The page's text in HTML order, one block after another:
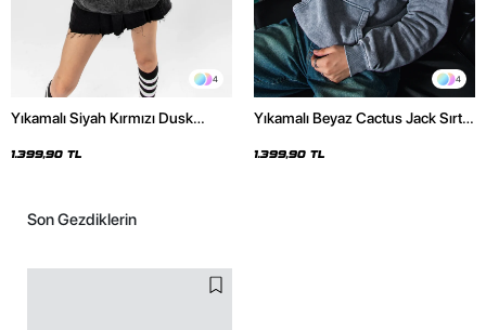
4
Yıkamalı Siyah Kırmızı Dusk
1.399,90 TL
4
Yıkamalı Beyaz Cactus Jack Sırt
1.399,90 TL
Son Gezdiklerin